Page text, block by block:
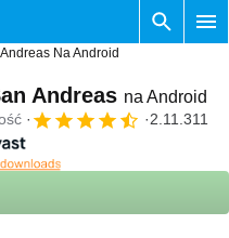
Na Android
Andreas na Android
2.11.311